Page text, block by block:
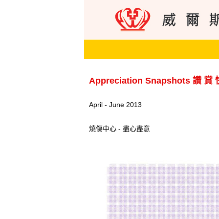
Appreciation Snapshots 讚 賞
April - June 2013
燒傷中心 - 盡心盡意